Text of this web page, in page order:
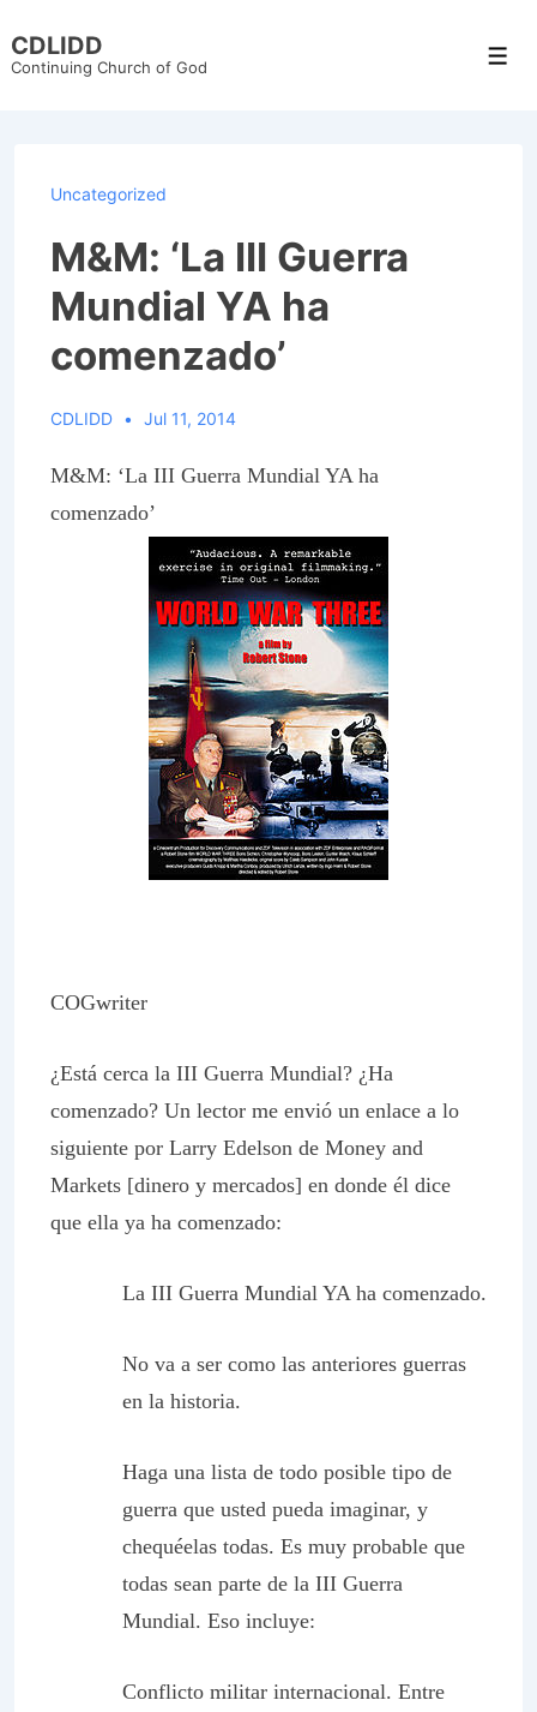
Skip
CDLIDD
Continuing Church of God
Uncategorized
M&M: ‘La III Guerra
Mundial YA ha
comenzado’
CDLIDD Jul 11, 2014
M&M: ‘La III Guerra Mundial YA ha
comenzado’
COGwriter
¿Está cerca la III Guerra Mundial? ¿Ha
comenzado? Un lector me envió un enlace a lo
siguiente por Larry Edelson de Money and
Markets [dinero y mercados] en donde él dice
que ella ya ha comenzado:
La III Guerra Mundial YA ha comenzado.
No va a ser como las anteriores guerras
en la historia.
Haga una lista de todo posible tipo de
guerra que usted pueda imaginar, y
chequéelas todas. Es muy probable que
todas sean parte de la III Guerra
Mundial. Eso incluye:
Conflicto militar internacional. Entre